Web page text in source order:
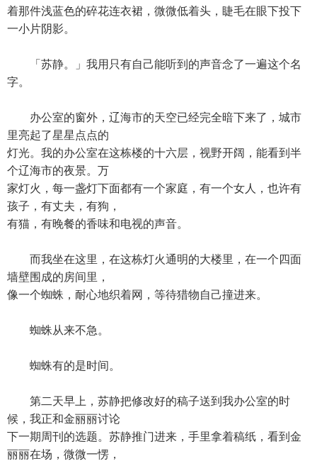
着那件浅蓝色的碎花连衣裙，微微低着头，睫毛在眼下投下
一小片阴影。
「苏静。」我用只有自己能听到的声音念了一遍这个名
字。
办公室的窗外，辽海市的天空已经完全暗下来了，城市
里亮起了星星点点的
灯光。我的办公室在这栋楼的十六层，视野开阔，能看到半
个辽海市的夜景。万
家灯火，每一盏灯下面都有一个家庭，有一个女人，也许有
孩子，有丈夫，有狗，
有猫，有晚餐的香味和电视的声音。
而我坐在这里，在这栋灯火通明的大楼里，在一个四面
墙壁围成的房间里，
像一个蜘蛛，耐心地织着网，等待猎物自己撞进来。
蜘蛛从来不急。
蜘蛛有的是时间。
第二天早上，苏静把修改好的稿子送到我办公室的时
候，我正和金丽丽讨论
下一期周刊的选题。苏静推门进来，手里拿着稿纸，看到金
丽丽在场，微微一愣，